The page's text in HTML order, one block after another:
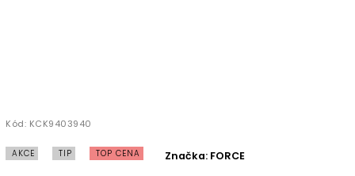
Kód: KCK9403940
AKCE TIP TOP CENA Značka: FORCE